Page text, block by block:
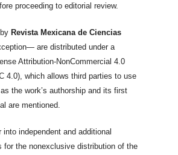
proceeding to editorial review.
Revista Mexicana de Ciencias
are distributed under a
Attribution-NonCommercial 4.0
4.0), which allows third parties to use
the work’s authorship and its first
are mentioned.
independent and additional
for the nonexclusive distribution of the